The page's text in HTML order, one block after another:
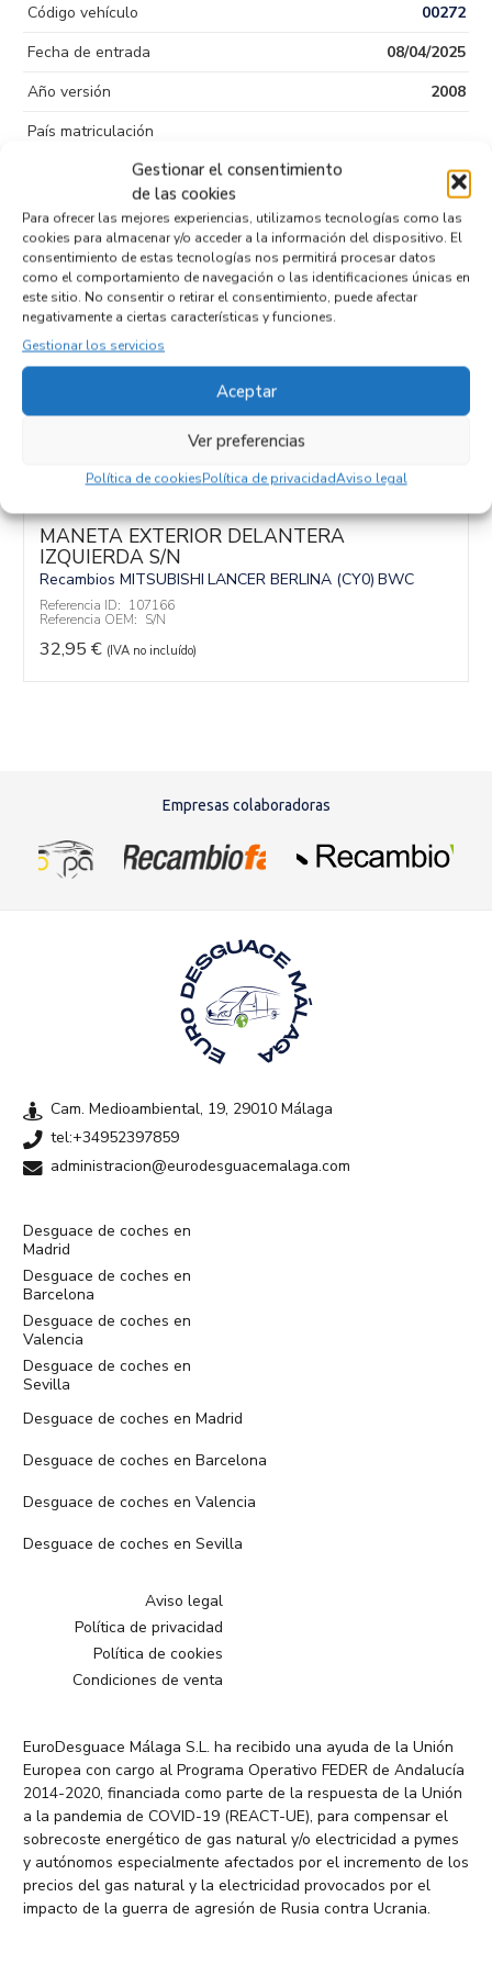
Gestionar el consentimiento
de las cookies
Para ofrecer las mejores experiencias, utilizamos tecnologías como las
cookies para almacenar y/o acceder a la información del dispositivo. El
consentimiento de estas tecnologías nos permitirá procesar datos
como el comportamiento de navegación o las identificaciones únicas en
este sitio. No consentir o retirar el consentimiento, puede afectar
negativamente a ciertas características y funciones.
Gestionar los servicios
Aceptar
Ver preferencias
Política de cookiesPolítica de privacidadAviso legal
Código vehículo
00272
Fecha de entrada
08/04/2025
Año versión
2008
País matriculación
Puertas
4
Tipo de
combustible
Diesel
Código motor
Código cambio
Productos relacionados
MANETA EXTERIOR DELANTERA
IZQUIERDA S/N
Recambios MITSUBISHI LANCER BERLINA (CY0) BWC
Referencia ID: 107166
Referencia OEM: S/N
32,95 € (IVA no incluído)
Empresas colaboradoras
Cam. Medioambiental, 19, 29010 Málaga
tel:+34952397859
administracion@eurodesguacemalaga.com
Desguace de coches en
Madrid
Desguace de coches en
Barcelona
Desguace de coches en
Valencia
Desguace de coches en
Sevilla
Desguace de coches en Madrid
Desguace de coches en Barcelona
Desguace de coches en Valencia
Desguace de coches en Sevilla
Aviso legal
Política de privacidad
Política de cookies
Condiciones de venta
EuroDesguace Málaga S.L. ha recibido una ayuda de la Unión
Europea con cargo al Programa Operativo FEDER de Andalucía
2014-2020, financiada como parte de la respuesta de la Unión
a la pandemia de COVID-19 (REACT-UE), para compensar el
sobrecoste energético de gas natural y/o electricidad a pymes
y autónomos especialmente afectados por el incremento de los
precios del gas natural y la electricidad provocados por el
impacto de la guerra de agresión de Rusia contra Ucrania.